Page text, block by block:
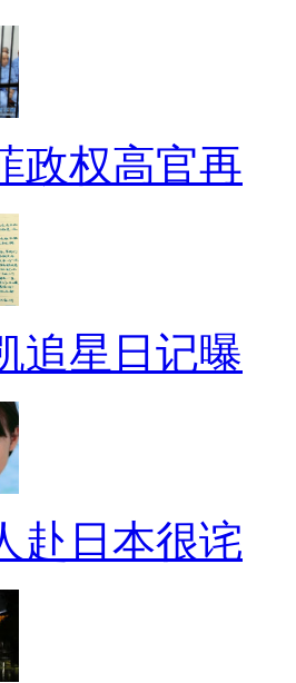
政权高官再
追星日记曝
赴日本很诧